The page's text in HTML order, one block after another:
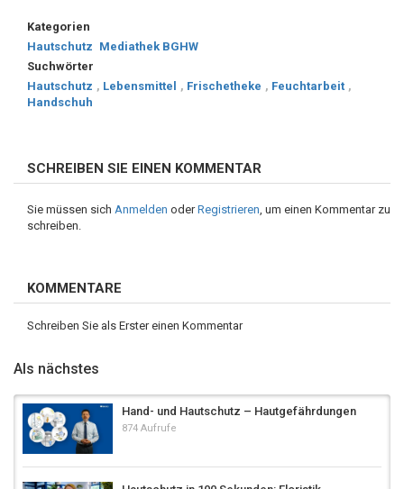
Kategorien
Hautschutz Mediathek BGHW
Suchwörter
Hautschutz , Lebensmittel , Frischetheke , Feuchtarbeit ,
Handschuh
SCHREIBEN SIE EINEN KOMMENTAR
Sie müssen sich Anmelden oderRegistrieren , um einen Kommentar zu
schreiben.
KOMMENTARE
Schreiben Sie als Erster einen Kommentar
Als nächstes
Hand- und Hautschutz – Hautgefährdungen
874 Aufrufe